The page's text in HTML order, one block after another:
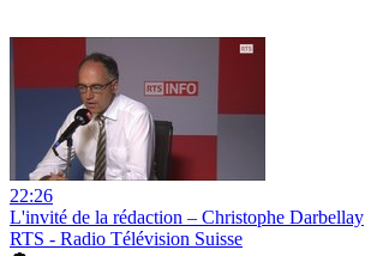
22:26
L'invité de la rédaction – Christophe Darbellay
RTS - Radio Télévision Suisse